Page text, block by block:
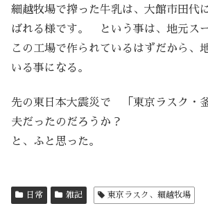
細越牧場で搾った牛乳は、大館市田代
ばれる様です。 という事は、地元ス
この工場で作られているはずだから、
いる事になる。
先の東日本大震災で 「東京ラスク・
夫だったのだろうか？
と、ふと思った。
日常 雑記 東京ラスク、細越牧場